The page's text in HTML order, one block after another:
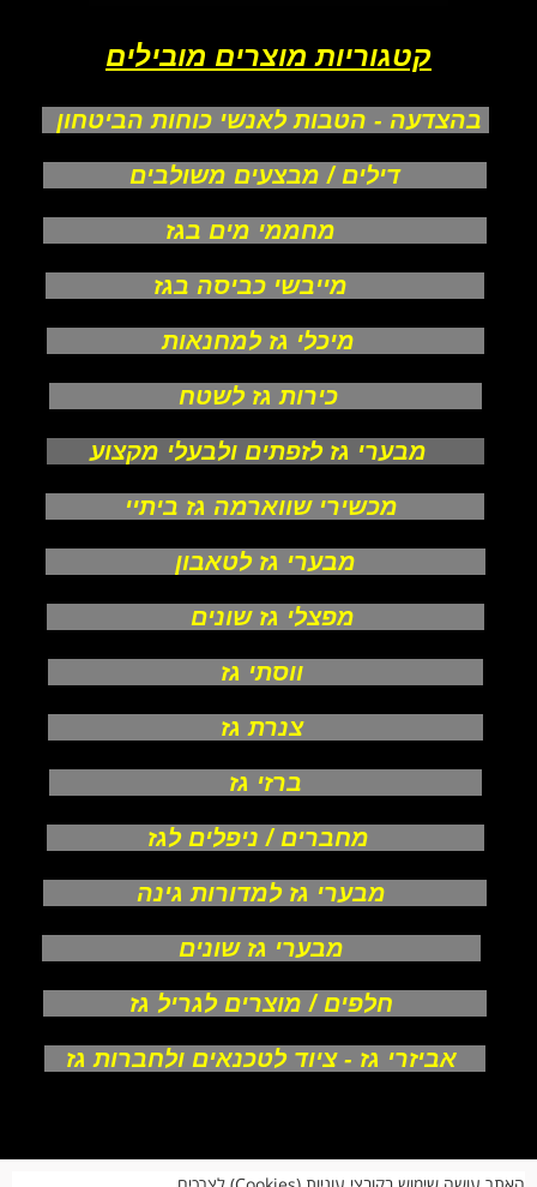
קטגוריות מוצרים מובילים
בהצדעה - הטבות לאנשי כוחות הביטחון
דילים / מבצעים משולבים
מחממי מים בגז
מייבשי כביסה בגז
מיכלי גז למחנאות
כירות גז לשטח
מבערי גז לזפתים ולבעלי מקצוע
מכשירי שווארמה גז ביתיי
מבערי גז לטאבון
מפצלי גז שונים
ווסתי גז
צנרת גז
ברזי גז
מחברים / ניפלים לגז
מבערי גז למדורות גינה
מבערי גז שונים
חלפים / מוצרים לגריל גז
אביזרי גז - ציוד לטכנאים ולחברות גז